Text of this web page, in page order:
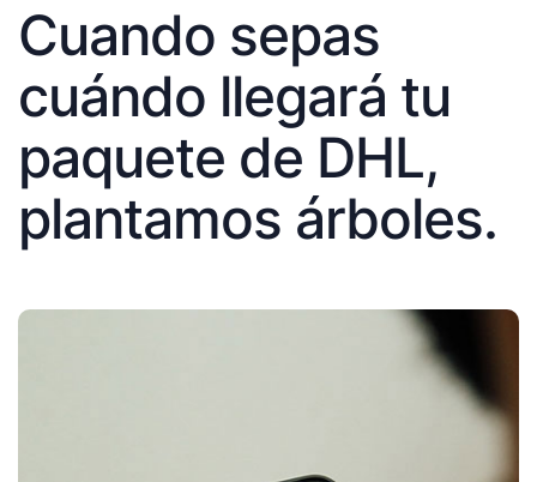
Cuando sepas
cuándo llegará tu
paquete de DHL,
plantamos árboles.